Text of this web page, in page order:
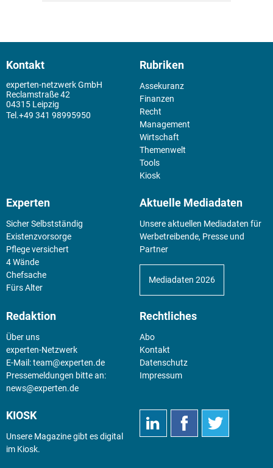
Kontakt
experten-netzwerk GmbH
Reclamstraße 42
04315 Leipzig
+49 341 98995950
Rubriken
Assekuranz
Finanzen
Recht
Management
Wirtschaft
Themenwelt
Tools
Kiosk
Experten
Sicher Selbstständig
Existenz­vorsorge
Pflege versichert
4 Wände
Chefsache
Fürs Alter
Aktuelle Mediadaten
Unsere aktuellen Mediadaten für
Werbetreibende, Presse und
Partner
Mediadaten 2026
Redaktion
Über uns
experten-Netzwerk
E-Mail:team@experten.de
Pressemeldungen bitte an:
news@experten.de
Rechtliches
Abo
Kontakt
Datenschutz
Impressum
KIOSK
Unsere Magazine gibt es digital
im Kiosk.